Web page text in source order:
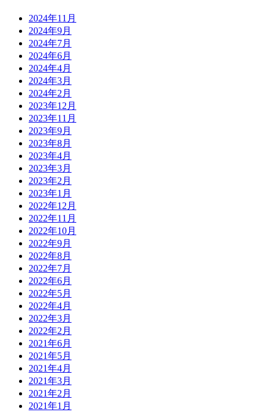
2024年11月
2024年9月
2024年7月
2024年6月
2024年4月
2024年3月
2024年2月
2023年12月
2023年11月
2023年9月
2023年8月
2023年4月
2023年3月
2023年2月
2023年1月
2022年12月
2022年11月
2022年10月
2022年9月
2022年8月
2022年7月
2022年6月
2022年5月
2022年4月
2022年3月
2022年2月
2021年6月
2021年5月
2021年4月
2021年3月
2021年2月
2021年1月